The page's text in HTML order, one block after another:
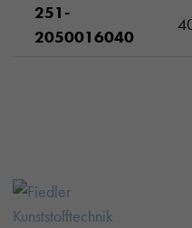
251-
2050016040